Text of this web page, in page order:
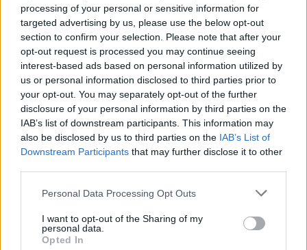
processing of your personal or sensitive information for
targeted advertising by us, please use the below opt-out
section to confirm your selection. Please note that after your
opt-out request is processed you may continue seeing
interest-based ads based on personal information utilized by
us or personal information disclosed to third parties prior to
your opt-out. You may separately opt-out of the further
disclosure of your personal information by third parties on the
IAB’s list of downstream participants. This information may
also be disclosed by us to third parties on the IAB’s List of
Downstream Participants that may further disclose it to other
Personal Data Processing Opt Outs
I want to opt-out of the Sharing of my
personal data.
Opted In
ασθενών. Να σημειωθεί ότι στο Ηνωμένο
Βασίλειο είναι εγκεκριμένη μόνο η από του
στόματος χορηγούμενη φιναστερίδη, όχι το
προϊόν για τοπική χρήση.
Φωτογραφία:iStock
ΔΙΑΒΑΣΤΕ ΕΠΙΣΗΣ:
Υπνηλία στη διάρκεια της ημέρας: Τι επιπτώσεις
έχει στην υγεία και τη ζωή μας
την ευλογιά των πιθήκων
Βιταμίνη D: Ποιοι τη χρειάζονται, ποιοι πρέπει